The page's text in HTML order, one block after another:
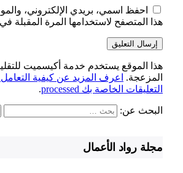
احفظ اسمي، بريدي الإلكتروني،
هذا المتصفح لاستخدامها المرة المقبلة
هذا الموقع يستخدم خدمة أكيسميت
المزعجة.
اعرف المزيد عن كيفية التعامل
التعليقات الخاصة بك processed
.
البحث عن:
مجلة رواد الأعمال